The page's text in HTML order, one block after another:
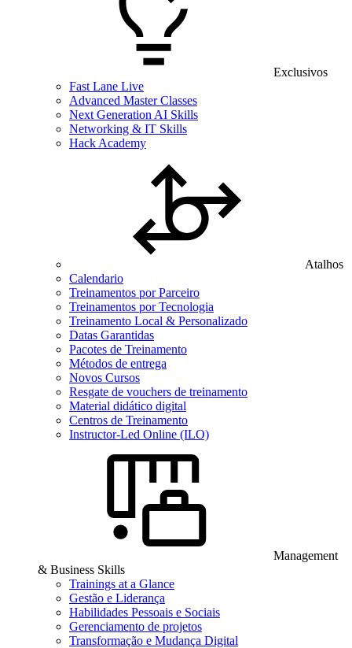
Exclusivos
Fast Lane Live
Advanced Master Classes
Next Generation AI Skills
Networking & IT Skills
Hack Academy
Atalhos
Calendario
Treinamentos por Parceiro
Treinamentos por Tecnologia
Treinamento Local & Personalizado
Datas Garantidas
Pacotes de Treinamento
Métodos de entrega
Novos Cursos
Resgate de vouchers de treinamento
Material didático digital
Centros de Treinamento
Instructor-Led Online (ILO)
Management
& Business Skills
Trainings at a Glance
Gestão e Liderança
Habilidades Pessoais e Sociais
Gerenciamento de projetos
Transformação e Mudança Digital